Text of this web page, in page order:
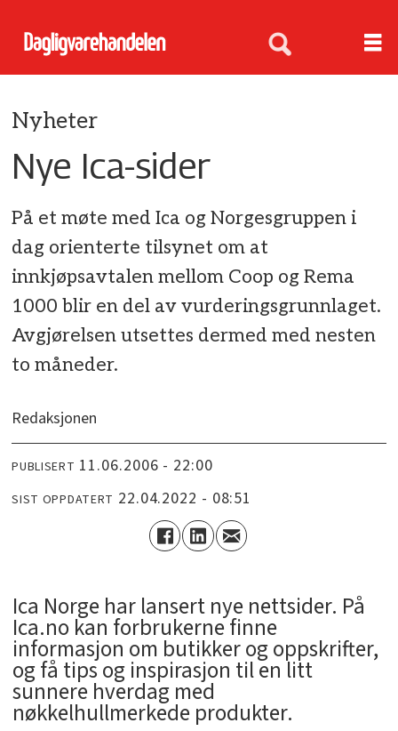
Nyheter
Nye Ica-sider
På et møte med Ica og Norgesgruppen i
dag orienterte tilsynet om at
innkjøpsavtalen mellom Coop og Rema
1000 blir en del av vurderingsgrunnlaget.
Avgjørelsen utsettes dermed med nesten
to måneder.
Redaksjonen
PUBLISERT 11.06.2006 - 22:00
SIST OPPDATERT 22.04.2022 - 08:51
Ica Norge har lansert nye nettsider. På
Ica.no kan forbrukerne finne
informasjon om butikker og oppskrifter,
og få tips og inspirasjon til en litt
sunnere hverdag med
nøkkelhullmerkede produkter.